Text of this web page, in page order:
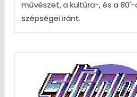
művészet, a kultúra-, és a 80'-
szépségei iránt.